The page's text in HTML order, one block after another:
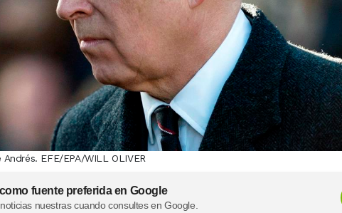
EFE/EPA/WILL OLIVER
fuente preferida en Google
nuestras cuando consultes en Google.